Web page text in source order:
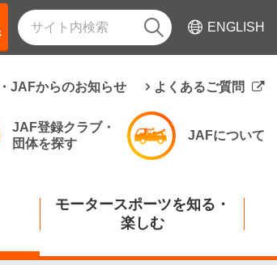
ENGLISH
JAFからのお知らせ よくあるご質問
JAF登録クラブ・
団体を探す
JAFについて
モータースポーツを知る・
楽しむ